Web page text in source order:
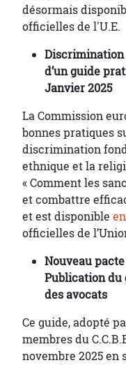
désormais
officielles de l'U.E.
d’un guide
Janvier 2025
La Commission
bonnes pratiques
discrimination
ethnique et la
« Comment les
et combattre
et est disponible
officielles de
Nouveau
Publication du
des avocats
Ce guide, adopté
membres du
novembre 2025 en